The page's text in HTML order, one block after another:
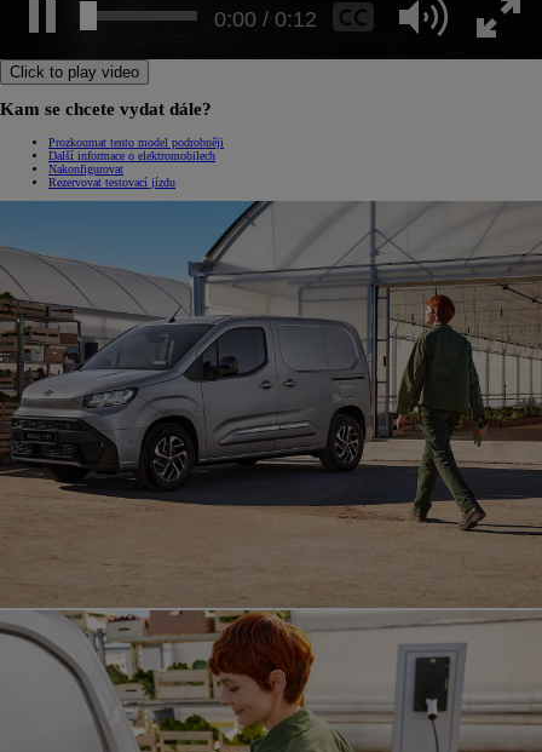
0:03 / 0:12
Click to play video
Kam se chcete vydat dále?
Prozkoumat tento model podrobněji
Další informace o elektromobilech
Nakonfigurovat
Rezervovat testovací jízdu